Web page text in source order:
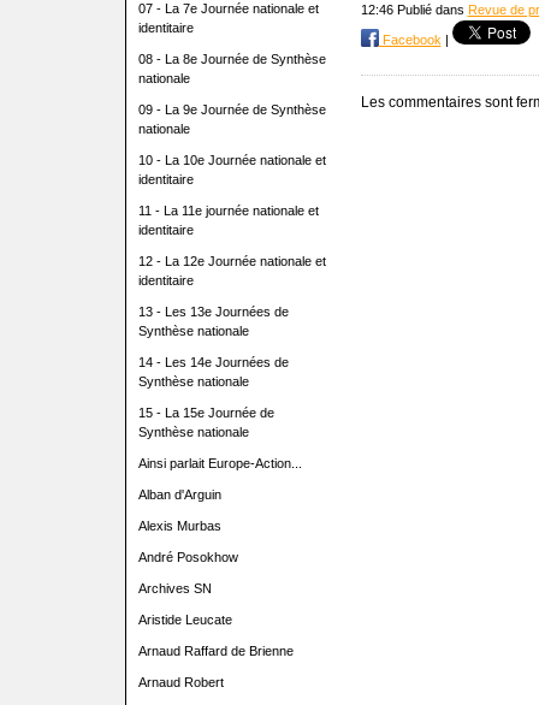
07 - La 7e Journée nationale et
identitaire
08 - La 8e Journée de Synthèse
nationale
09 - La 9e Journée de Synthèse
nationale
10 - La 10e Journée nationale et
identitaire
11 - La 11e journée nationale et
identitaire
12 - La 12e Journée nationale et
identitaire
13 - Les 13e Journées de
Synthèse nationale
14 - Les 14e Journées de
Synthèse nationale
15 - La 15e Journée de
Synthèse nationale
Ainsi parlait Europe-Action...
Alban d'Arguin
Alexis Murbas
André Posokhow
Archives SN
Aristide Leucate
Arnaud Raffard de Brienne
Arnaud Robert
12:46 Publié dans Revue de
Facebook|
Les commentaires sont